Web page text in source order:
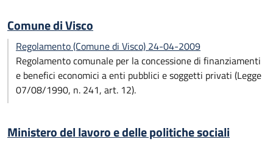
Comune di Visco
Regolamento (Comune di Visco) 24-04-2009
Regolamento comunale per la concessione di finanziamenti
e benefici economici a enti pubblici e soggetti privati (Legge
07/08/1990, n. 241, art. 12).
Ministero del lavoro e delle politiche sociali